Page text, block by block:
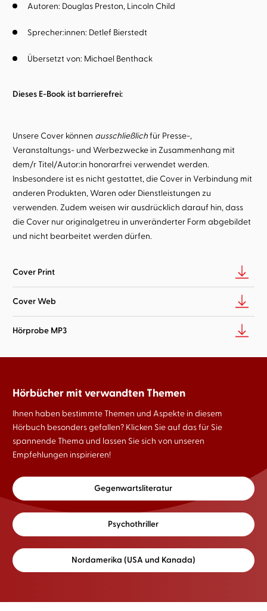
Übersetzt von: Michael Benthack
Autoren: Douglas Preston Lincoln Child
Sprecher:innen: Detlef Bierstedt
Dieses E-Book ist barrierefrei:
Unsere Cover können ausschließlichfür Presse-,
Veranstaltungs- und Werbezwecke in Zusammenhang mit
dem/r Titel/Autor:in honorarfrei verwendet werden.
Insbesondere ist es nicht gestattet, die Cover in Verbindung mit
anderen Produkten, Waren oder Dienstleistungen zu
verwenden. Zudem weisen wir ausdrücklich darauf hin, dass
die Cover nur originalgetreu in unveränderter Form abgebildet
und nicht bearbeitet werden dürfen.
Cover Print
Cover Web
Hörprobe MP3
Hörbücher mit verwandten Themen
Ihnen haben bestimmte Themen und Aspekte in diesem
Hörbuch besonders gefallen? Klicken Sie auf das für Sie
spannende Thema und lassen Sie sich von unseren
Empfehlungen inspirieren!
Gegenwartsliteratur
Psychothriller
Nordamerika (USA und Kanada)